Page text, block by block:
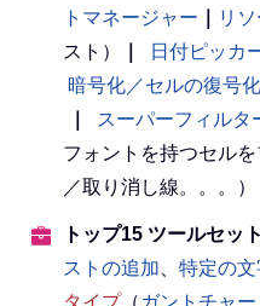
トマネージャー
リ
スト）
日付ピッカ
暗号化／セルの復号化
スーパーフィルタ
フォントを持つセル
／取り消し線。。。）
トップ15 ツールセット
ストの追加
特定の
タイプ（ ガントチャー